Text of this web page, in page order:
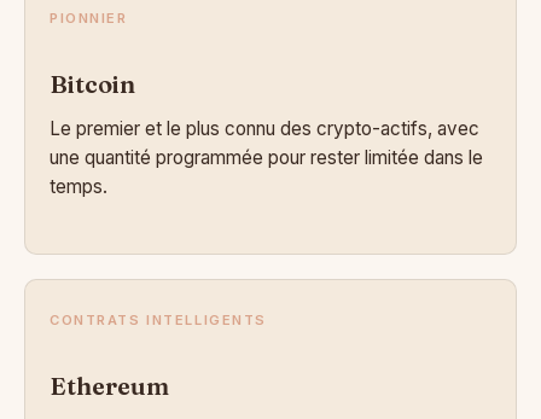
PIONNIER
Bitcoin
Le premier et le plus connu des crypto-actifs, avec
une quantité programmée pour rester limitée dans le
temps.
CONTRATS INTELLIGENTS
Ethereum